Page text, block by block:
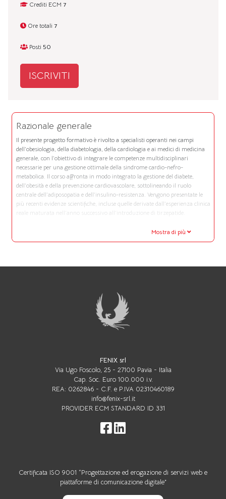
Crediti ECM 7
Ore totali 7
Posti 50
ISCRIVITI
Mostra di più
Razionale generale
Il presente progetto formativo è rivolto a specialisti operanti nei campi
dell’obesiologia, della diabetologia, della cardiologia e ai medici di medicina
generale, con l’obiettivo di integrare le competenze multidisciplinari
necessarie per una gestione ottimale della sindrome cardio-nefro-
metabolica. Il corso affronta in modo integrato la gestione del diabete,
dell’obesità e della prevenzione cardiovascolare, sottolineando il ruolo
centrale dell’adiposopatia e dell’insulino-resistenza. Vengono presentate le
più recenti evidenze scientifiche, incluse quelle derivate dall’esperienza clinica
reale maturata nell’anno successivo all’introduzione di tirzepatide.
FENIX srl
Via Ugo Foscolo, 25 - 27100 Pavia - Italia
Cap. Soc. Euro 100.000 i.v.
REA: 0262846 - C.F. e P.IVA 02310460189
info@fenix-srl.it
PROVIDER ECM STANDARD ID 331
Certificata ISO 9001 “Progettazione ed erogazione di servizi web e
piattaforme di comunicazione digitale”